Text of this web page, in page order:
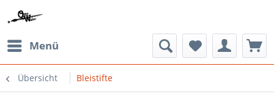
Menü
Übersicht Bleistifte